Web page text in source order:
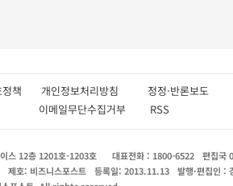
정책 개인정보처리방침 정정·반론보도
이메일무단수집거부 RSS
스 12층 1201호-1203호 대표전화 : 1800-6522 편집국
제호: 비즈니스포스트 등록일: 2013.11.13 발행·편집인 :